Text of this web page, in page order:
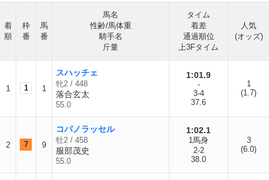
着
順
枠
番
馬
番
馬名
性齢/馬体重
騎手名
斤量
タイム
着差
通過順位
上3Fタイム
人気
(オッズ)
1 1 1
スハッチェ
牝2 / 448
落合玄太
55.0
1:01.9
-
3-4
37.6
1
(1.7)
2 7 9
コパノラッセル
牡2 / 458
服部茂史
55.0
1:02.1
1馬身
2-2
38.0
3
(6.0)